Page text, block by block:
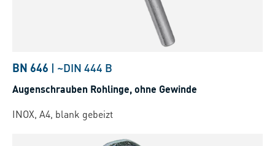
BN 646 | ~DIN 444 B
Augenschrauben Rohlinge, ohne Gewinde
INOX, A4, blank gebeizt